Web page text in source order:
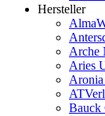
Hersteller
Arche
Aries
Bauck